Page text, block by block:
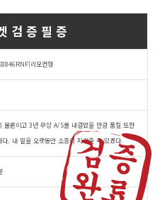
검 증 필 증
리모컨형
물론이고 3년 무상 A/S를 내걸었을 만큼 품질 또한
다. 내 밑을 오랫동안 소중히 지켜줄 수 있겠다.